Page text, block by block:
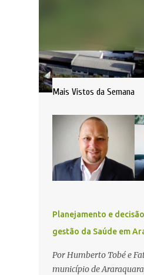
Mais Vistos da Semana
Planejamento e
gestão da Saúde em
Por Humberto Tobé e
município de